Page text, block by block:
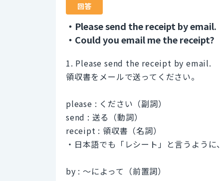
回答
・Please send the receipt by email.
・Could you email me the receipt?
1. Please send the receipt by email.
領収書をメールで送ってください。
please : ください（副詞）
send : 送る（動詞）
receipt : 領収書（名詞）
・日本語でも「レシート」と言うように
by : 〜によって（前置詞）